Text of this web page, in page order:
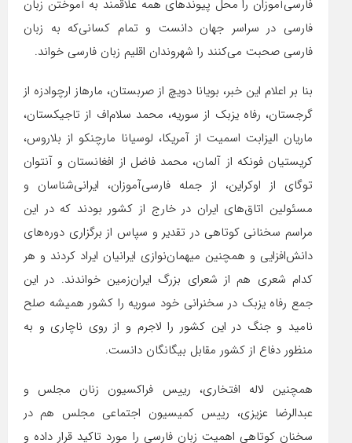
فارسی‌آموزان را محل پیوندهای همه علاقمند به آموختن زبان
فارسی در سراسر جهان دانست و تمام کسانی‌که به زبان
فارسی صحبت می‌کنند را شهروندان اقلیم زبان فارسی خواند.
بنا بر اعلام این خبر، بویانا دویچ از صربستان، مارهاز ارچوادزه از
گرجستان، رفاه یزبک از سوریه، محمد سلام‌اف از تاجیکستان،
ماریان الیزابت اسمیت از آمریکا، لوسیانا مارچنکو از بلاروس،
کریستیان فونکه از آلمان، محمد فاضل از افغانستان و آنتوان
توگای از اوکراین، از جمله فارسی‌آموزان، ایرانی‌شناسان و
مسئولین اتاق‌های ایران در خارج از کشور بودند که در این
مراسم سخنانی کوتاهی در تقدیر و سپاس از برگزاری دوره‌های
دانش‌افزایی و همچنین میهمان‌نوازی ایرانیان ایراد کردند و هر
کدام شعری هم از شعرای بزرگ ایران‌زمین خواندند. در این
جمع رفاه یزبک در سخنرانی خود سوریه را کشور همیشه صلح
نامید و جنگ در این کشور را لاجرم و از روی ناچاری و به
منظور دفاع از کشور مقابل بیگانگان دانست.
همچنین لاله افتخاری، رییس فراکسیون زنان مجلس و
عبدالرضا عزیزی، رییس کمیسیون اجتماعی مجلس هم در
سخنان کوتاهی اهمیت زبان فارسی را مورد تاکید قرار داده و